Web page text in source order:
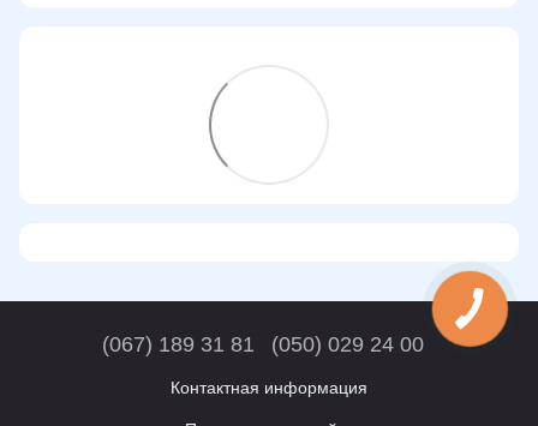
(067) 189 31 81 (050) 029 24 00
Контактная информация